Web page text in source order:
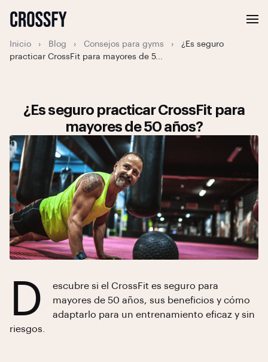
Inicio › Blog › Consejos para gyms ›
¿Es seguro
practicar CrossFit para mayores de 5...
¿Es seguro practicar CrossFit para
mayores de 50 años?
D
escubre si el CrossFit es seguro para
mayores de 50 años, sus beneficios y cómo
adaptarlo para un entrenamiento eficaz y sin
riesgos.